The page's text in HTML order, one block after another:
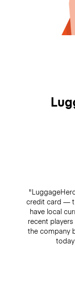
credit card —
have local
recent
the company